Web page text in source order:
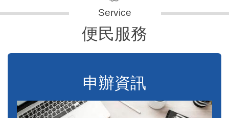
便民服務
申辦資訊